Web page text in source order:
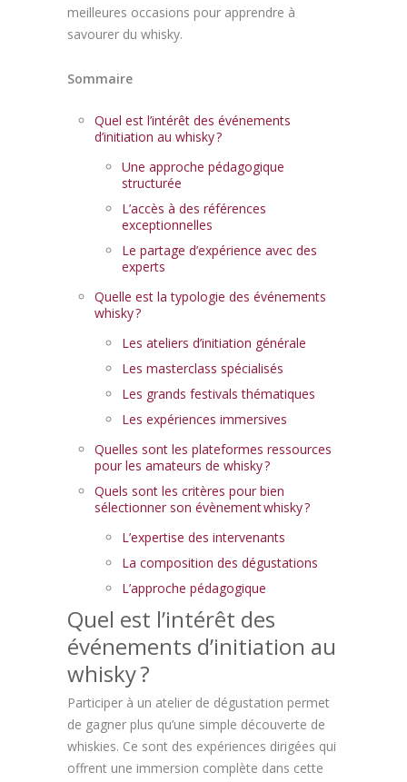
meilleures occasions pour apprendre à
savourer du whisky.
Sommaire
Quel est l’intérêt des événements
d’initiation au whisky ?
Une approche pédagogique
structurée
L’accès à des références
exceptionnelles
Le partage d’expérience avec des
experts
Quelle est la typologie des événements
whisky ?
Les ateliers d’initiation générale
Les masterclass spécialisés
Les grands festivals thématiques
Les expériences immersives
Quelles sont les plateformes ressources
pour les amateurs de whisky ?
Quels sont les critères pour bien
sélectionner son évènement whisky ?
L’expertise des intervenants
La composition des dégustations
L’approche pédagogique
Quel est l’intérêt des
événements d’initiation au
whisky ?
Participer à un atelier de dégustation permet
de gagner plus qu’une simple découverte de
whiskies. Ce sont des expériences dirigées qui
offrent une immersion complète dans cette